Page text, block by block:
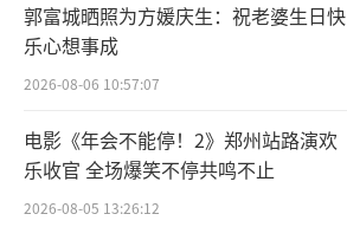
郭富城晒照为方媛庆生：祝老婆生日快
乐心想事成
2026-08-06 10:57:07
电影《年会不能停！2》郑州站路演欢
乐收官 全场爆笑不停共鸣不止
2026-08-05 13:26:12